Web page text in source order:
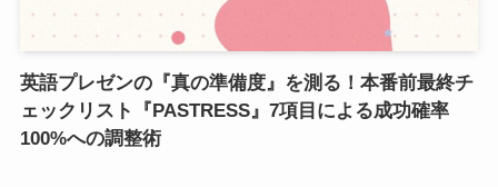
英語プレゼンの『真の準備度』を測る！本番前最終チ
ェックリスト『PASTRESS』7項目による成功確率
100%への調整術